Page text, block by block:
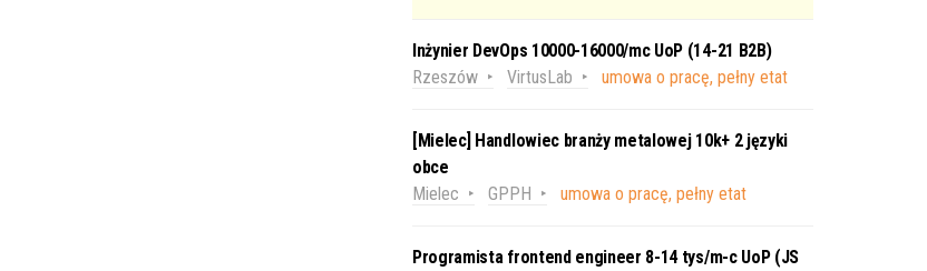
Inżynier DevOps 10000-16000/mc UoP (14-21 B2B)
Rzeszów
VirtusLab umowa o pracę, pełny etat
[Mielec] Handlowiec branży metalowej 10k+ 2 języki
obce
Mielec
GPPH umowa o pracę, pełny etat
Programista frontend engineer 8-14 tys/m-c UoP (JS